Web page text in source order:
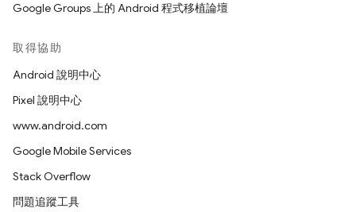
Google Groups 上的 Android 程式移植論壇
取得協助
Android 說明中心
Pixel 說明中心
www.android.com
Google Mobile Services
Stack Overflow
問題追蹤工具